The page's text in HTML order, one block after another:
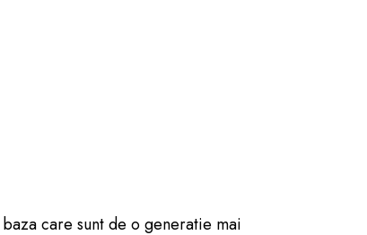
care sunt de o generatie mai